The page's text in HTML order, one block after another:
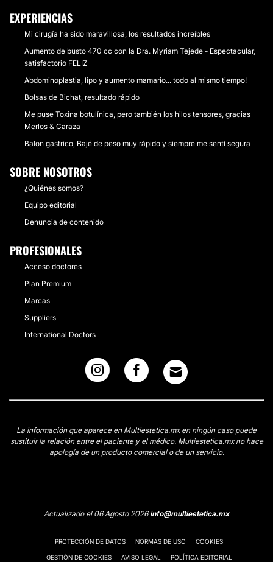
EXPERIENCIAS
Mi cirugía ha sido maravillosa, los resultados increíbles
Aumento de busto 470 cc con la Dra. Myriam Tejede - Espectacular,
satisfactorio FELIZ
Abdominoplastia, lipo y aumento mamario... todo al mismo tiempo!
Bolsas de Bichat, resultado rápido
Me puse Toxina botulínica, pero también los hilos tensores, gracias
Merlos & Caraza
Balon gastrico, Bajé de peso muy rápido y siempre me sentí segura
SOBRE NOSOTROS
¿Quiénes somos?
Equipo editorial
Denuncia de contenido
PROFESIONALES
Acceso doctores
Plan Premium
Marcas
Suppliers
International Doctors
La información que aparece en Multiestetica.mx en ningún caso puede
sustituir la relación entre el paciente y el médico. Multiestetica.mx no hace
apología de un producto comercial o de un servicio.
Actualizado el 06 Agosto 2026info@multiestetica.mx
PROTECCIÓN DE DATOS NORMAS DE USO COOKIES
GESTIÓN DE COOKIES AVISO LEGAL POLÍTICA EDITORIAL